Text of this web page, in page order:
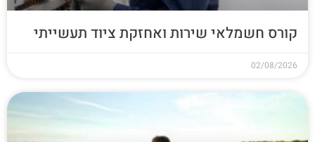
קורס חשמלאי שירות ואחזקת ציוד תעשייתי
02/08/2026